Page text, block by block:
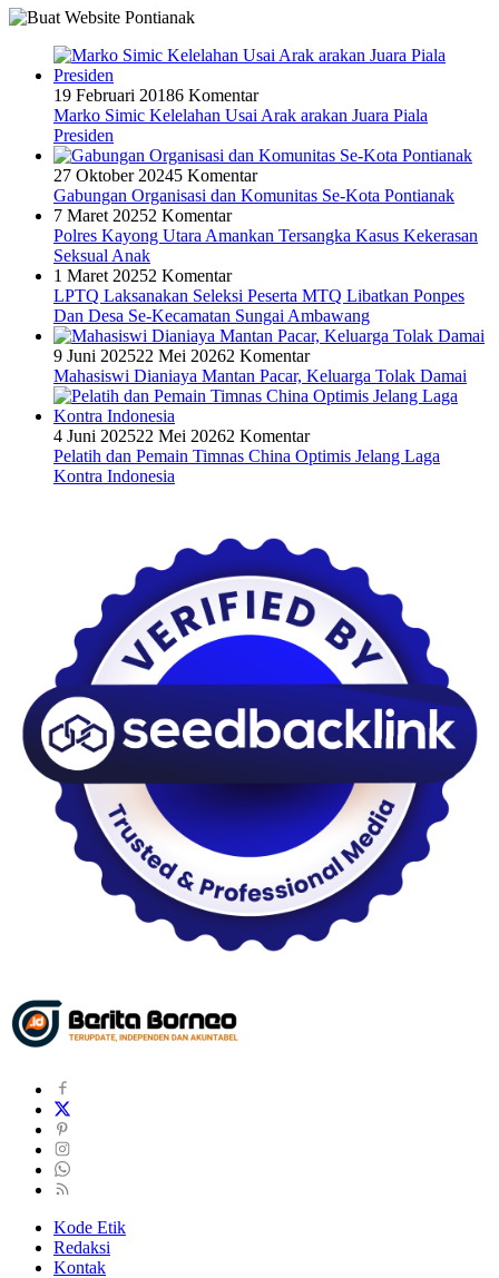
19 Februari 20186 Komentar
Marko Simic Kelelahan Usai Arak arakan Juara Piala
Presiden
27 Oktober 20245 Komentar
Gabungan Organisasi dan Komunitas Se-Kota Pontianak
7 Maret 20252 Komentar
Polres Kayong Utara Amankan Tersangka Kasus Kekerasan
Seksual Anak
1 Maret 20252 Komentar
LPTQ Laksanakan Seleksi Peserta MTQ Libatkan Ponpes
Dan Desa Se-Kecamatan Sungai Ambawang
9 Juni 202522 Mei 20262 Komentar
Mahasiswi Dianiaya Mantan Pacar, Keluarga Tolak Damai
4 Juni 202522 Mei 20262 Komentar
Pelatih dan Pemain Timnas China Optimis Jelang Laga
Kontra Indonesia
Kode Etik
Redaksi
Kontak